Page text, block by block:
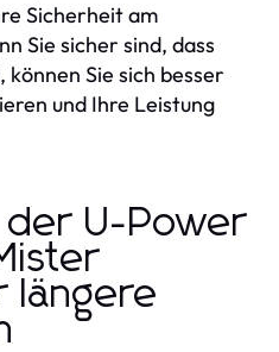
Sicherheit am
Sie sicher sind, dass
können Sie sich besser
und Ihre Leistung
U-Power